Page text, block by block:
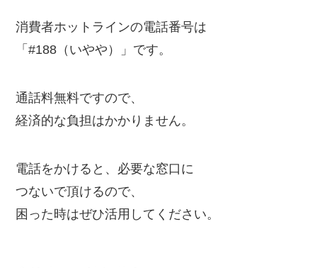
消費者ホットラインの電話番号は
「#188（いやや）」です。
通話料無料ですので、
経済的な負担はかかりません。
電話をかけると、必要な窓口に
つないで頂けるので、
困った時はぜひ活用してください。